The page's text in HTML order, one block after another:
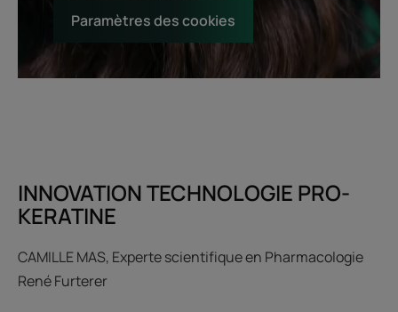
Paramètres des cookies
INNOVATION TECHNOLOGIE PRO-
KERATINE
CAMILLE MAS, Experte scientifique en Pharmacologie
René Furterer